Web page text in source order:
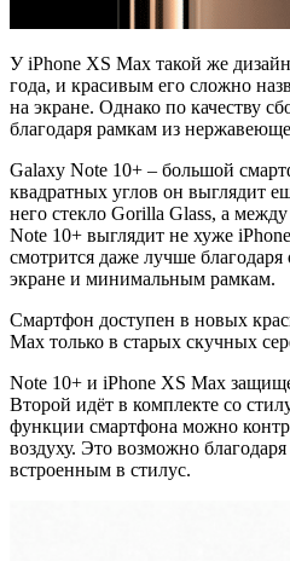
У iPhone XS Max такой же
года, и красивым его сложно
на экране. Однако по качеству
благодаря рамкам из
Galaxy Note 10+ – большой
квадратных углов он выглядит
него стекло Gorilla Glass, а
Note 10+ выглядит не хуже
смотрится даже лучше
экране и минимальным рамкам.
Смартфон доступен в новых
Max только в старых скучных
Note 10+ и iPhone XS Max
Второй идёт в комплекте со
функции смартфона можно
воздуху. Это возможно
встроенным в стилус.